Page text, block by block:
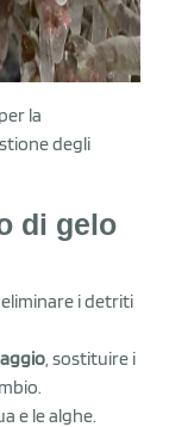
la
degli
di gelo
i detriti
, sostituire i
e le alghe.